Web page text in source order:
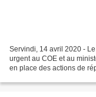
Servindi, 14 avril 2020 -
urgent au COE et au
en place des actions de